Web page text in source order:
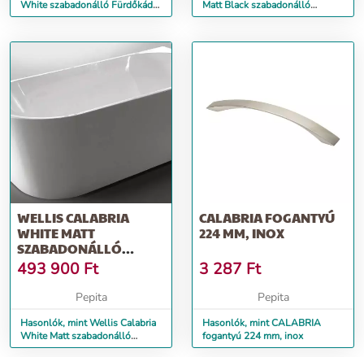
White szabadonálló Fürdőkád
80x170cm - fehér
Matt Black szabadonálló
Fürdőkád 80x170cm
WELLIS CALABRIA
WHITE MATT
SZABADONÁLLÓ
FÜRDŐKÁD 80X170CM
493 900 Ft
Pepita
Hasonlók, mint Wellis Calabria
White Matt szabadonálló
Fürdőkád 80x170cm
CALABRIA FOGANTYÚ
224 MM, INOX
3 287 Ft
Pepita
Hasonlók, mint CALABRIA
fogantyú 224 mm, inox